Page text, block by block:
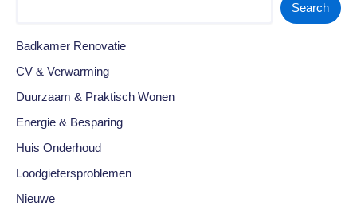
Search
Badkamer Renovatie
CV & Verwarming
Duurzaam & Praktisch Wonen
Energie & Besparing
Huis Onderhoud
Loodgietersproblemen
Nieuwe